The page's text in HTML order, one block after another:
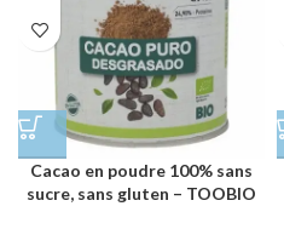
Cacao en poudre 100% sans
sucre, sans gluten – TOOBIO